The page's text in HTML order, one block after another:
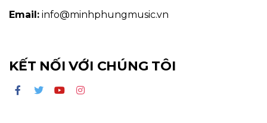
Email: info@minhphungmusic.vn
KẾT NỐI VỚI CHÚNG TÔI